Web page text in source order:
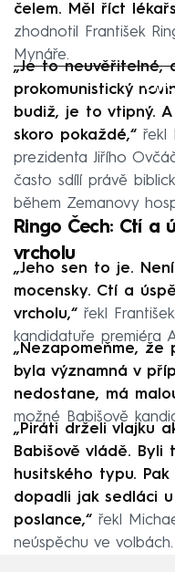
čelem. Měl říct
zhodnotil František
Mynáře.
„Je to neuvěřitelné,
prokomunistický
budiž, je to vtipný. A
skoro pokaždé,“ řekl
prezidenta Jiřího
často sdílí právě
během Zemanovy
Ringo Čech: Ctí a
vrcholu
„Jeho sen to je.
mocensky. Ctí a
vrcholu,“ řekl
kandidatuře premiéra
„Nezapomeňme, že
byla významná v
nedostane, má
možné Babišově
„Piráti drželi vlajku
Babišově vládě.
husitského typu.
dopadli jak sedláci
poslance,“ řekl
neúspěchu ve volbách.